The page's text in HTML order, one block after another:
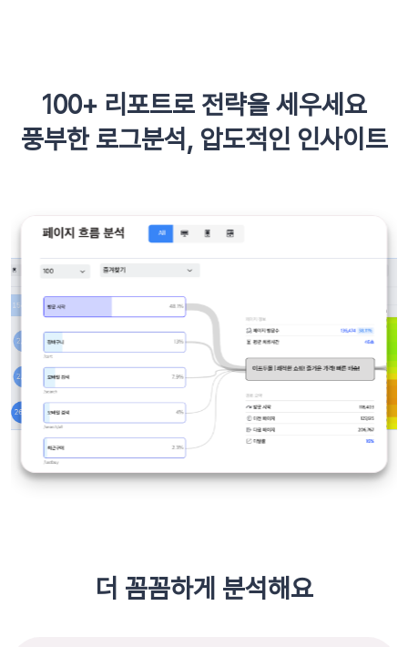
100+ 리포트로 전략을 세우세요
풍부한 로그분석, 압도적인 인사이트
더 꼼꼼하게 분석해요